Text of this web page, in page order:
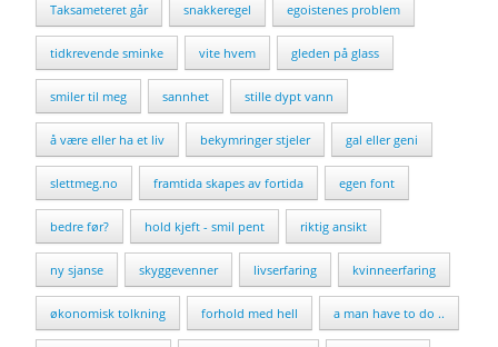
Taksameteret går snakkeregel egoistenes problem
tidkrevende sminke vite hvem gleden på glass
smiler til meg sannhet stille dypt vann
å være eller ha et liv bekymringer stjeler gal eller geni
slettmeg.no framtida skapes av fortida egen font
bedre før? hold kjeft - smil pent riktig ansikt
ny sjanse skyggevenner livserfaring kvinneerfaring
økonomisk tolkning forhold med hell a man have to do ..